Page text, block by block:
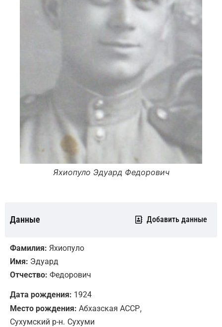
Яхиопуло Эдуард Федорович
Данные Добавить данные
Фамилия: Яхиопуло
Имя: Эдуард
Отчество: Федорович
Дата рождения: 1924
Место рождения: Абхазская АССР,
Сухумский р-н. Сухуми